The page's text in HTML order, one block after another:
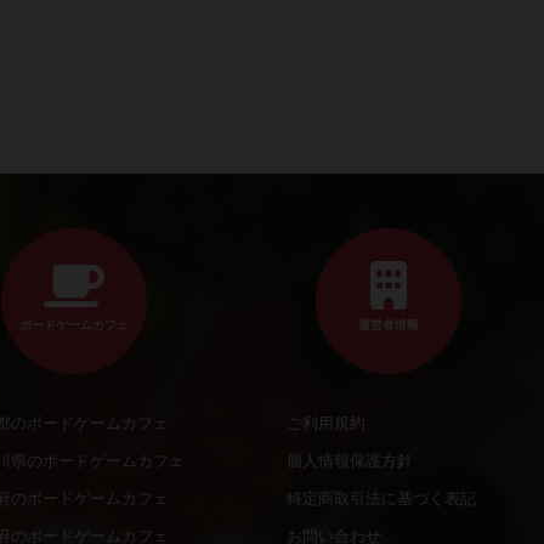
ボードゲームカフェ
のボードゲームカフェ
県のボードゲームカフェ
のボードゲームカフェ
のボードゲームカフェ
運営者情報
ご利用規約
個人情報保護方針
特定商取引法に基づく表記
お問い合わせ